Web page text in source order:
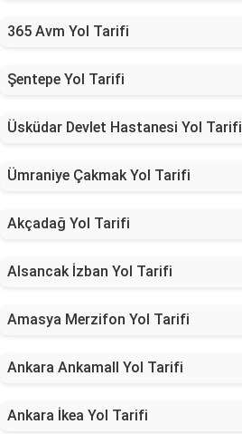
365 Avm Yol Tarifi
Şentepe Yol Tarifi
Üsküdar Devlet Hastanesi Yol Tarifi
Ümraniye Çakmak Yol Tarifi
Akçadağ Yol Tarifi
Alsancak İzban Yol Tarifi
Amasya Merzifon Yol Tarifi
Ankara Ankamall Yol Tarifi
Ankara İkea Yol Tarifi